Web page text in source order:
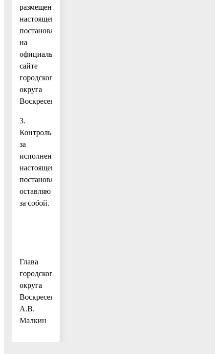
размещение
настоящего
постановления
на
официальном
сайте
городского
округа
Воскресенск.
3.
Контроль
за
исполнением
настоящего
постановления
оставляю
за собой.
Глава
городского
округа
Воскресенск
А.В.
Малкин